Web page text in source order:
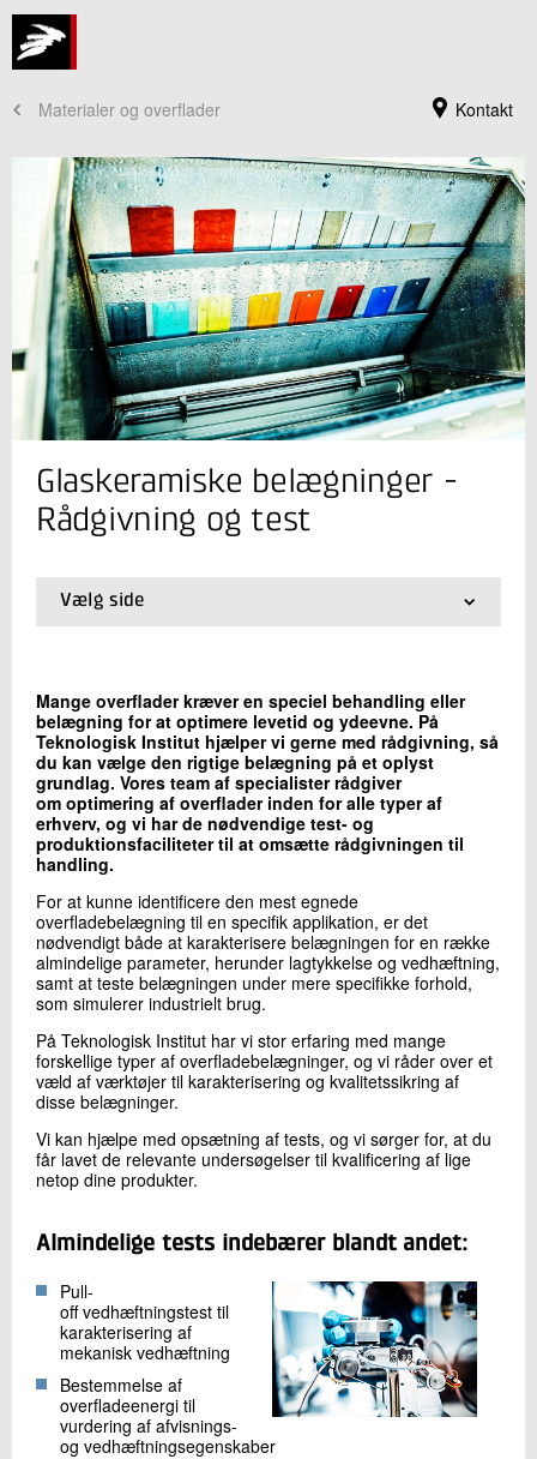
Kontakt
Materialer og overflader
Jeg er din kontaktperson
Claus Bischoff
Seniorkonsulent
Plast og Emballage
Send e-mail
LinkedIn
Skriv til mig
Send
Glaskeramiske belægninger -
Rådgivning og test
Vælg side
01.Introduktion til kemiske coatings
04.Forskning og udvikling
05.Is-afvisende overflader
06.Struvitafvisende coating
07.Sol-Gel overfladeteknologi
Mange overflader kræver en speciel behandling eller
belægning for at optimere levetid og ydeevne. På
Teknologisk Institut hjælper vi gerne med rådgivning, så
du kan vælge den rigtige belægning på et oplyst
grundlag. Vores team af specialister rådgiver
om optimering af overflader inden for alle typer af
erhverv, og vi har de nødvendige test- og
produktionsfaciliteter til at omsætte rådgivningen til
handling.
For at kunne identificere den mest egnede
overfladebelægning til en specifik applikation, er det
nødvendigt både at karakterisere belægningen for en række
almindelige parameter, herunder lagtykkelse og vedhæftning,
samt at teste belægningen under mere specifikke forhold,
som simulerer industrielt brug.
På Teknologisk Institut har vi stor erfaring med mange
forskellige typer af overfladebelægninger, og vi råder over et
væld af værktøjer til karakterisering og kvalitetssikring af
disse belægninger.
Vi kan hjælpe med opsætning af tests, og vi sørger for, at du
får lavet de relevante undersøgelser til kvalificering af lige
netop dine produkter.
Almindelige tests indebærer blandt andet:
Pull-
off vedhæftningstest til
karakterisering af
mekanisk vedhæftning
Bestemmelse af
overfladeenergi til
vurdering af afvisnings-
og vedhæftningsegenskaber